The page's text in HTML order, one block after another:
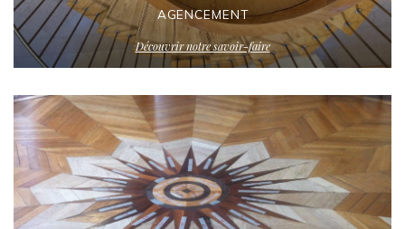
AGENCEMENT
Découvrir notre savoir-faire